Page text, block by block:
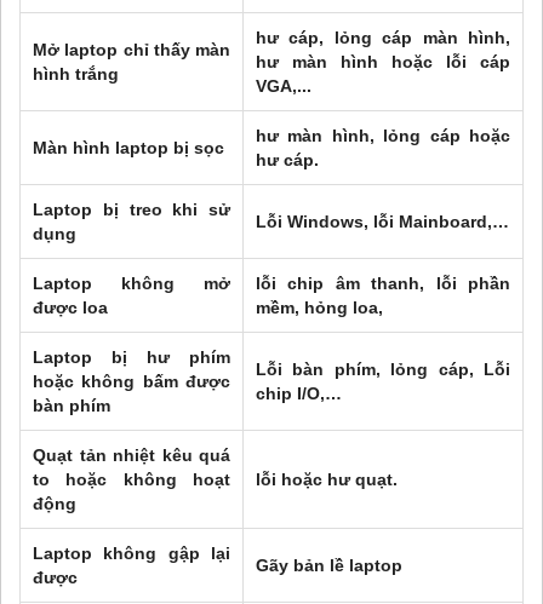
Mở laptop chỉ thấy màn
hình trắng
hư cáp, lỏng cáp màn hình,
hư màn hình hoặc lỗi cáp
VGA,...
Màn hình laptop bị sọc
hư màn hình, lỏng cáp hoặc
hư cáp.
Laptop bị treo khi sử
dụng
Lỗi Windows, lỗi Mainboard,…
Laptop không mở
được loa
lỗi chip âm thanh, lỗi phần
mềm, hỏng loa,
Laptop bị hư phím
hoặc không bấm được
bàn phím
Lỗi bàn phím, lỏng cáp, Lỗi
chip I/O,…
Quạt tản nhiệt kêu quá
to hoặc không hoạt
động
lỗi hoặc hư quạt.
Laptop không gập lại
được
Gãy bản lề laptop